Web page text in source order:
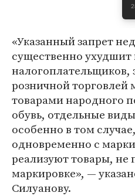
«Указанный запрет
существенно
розничной
товарами народного
обувь, отдельные
особенно в том
одновременно с
реализуют товары,
маркировке», —
Силуанову.